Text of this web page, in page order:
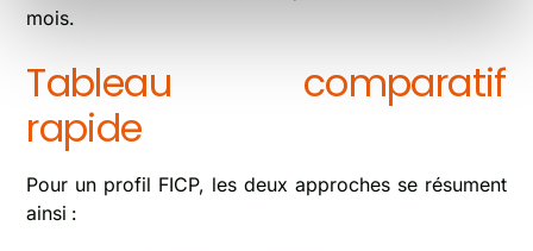
mois.
Tableau comparatif
rapide
Pour un profil FICP, les deux approches se résument
ainsi :